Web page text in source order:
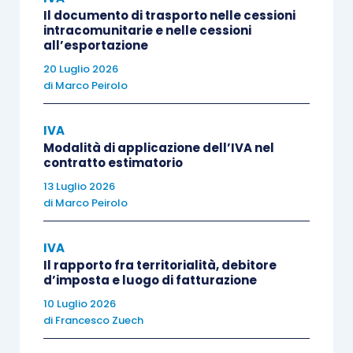
costruzione di immobili per la successiva
rivendita. Un aspetto di grande rilevanza
operativa è che questa aliquota del 4% si
estende anche ai contratti di subappalto.
Quandol’impresa costruttrice affida a
lavori(ad esempio, opere di
fattureranno al 4%;
del fabbricato Tupini è commissionata da
soggetti diversi dalle imprese costruttrici
(es. privati o società non immobiliari) e
questinon si avvalgono delle
Il documento di trasporto nelle cessioni
intracomunitarie e nelle cessioni
all’esportazione
20 Luglio 2026
di Marco Peirolo
IVA
Modalità di applicazione dell’IVA nel
contratto estimatorio
13 Luglio 2026
di Marco Peirolo
IVA
Il rapporto fra territorialità, debitore
d’imposta e luogo di fatturazione
10 Luglio 2026
di Francesco Zuech